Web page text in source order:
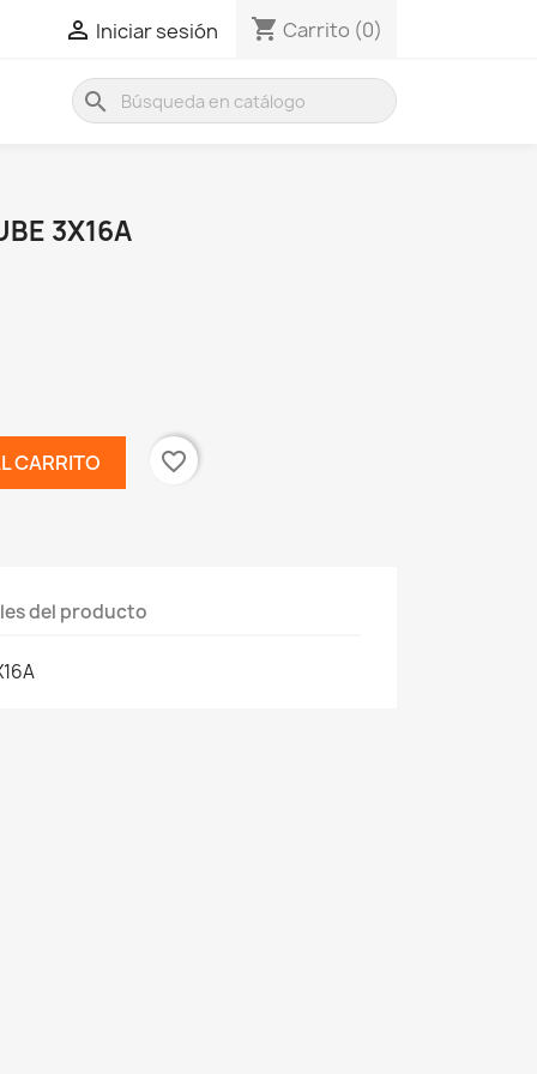
 Iniciar sesión shopping_cart Carrito (0)
search
3X16A
CARRITO favorite_border
del producto